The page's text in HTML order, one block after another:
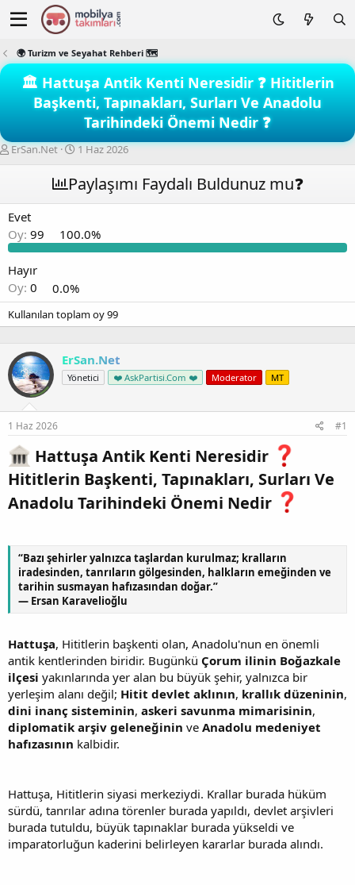
🌍 Turizm ve Seyahat Rehberi 🗺️
🏛️ Hattuşa Antik Kenti Neresidir ❓ Hititlerin
Başkenti, Tapınakları, Surları Ve Anadolu
Tarihindeki Önemi Nedir ❓
K
o
u
y
u
ş
l
a
t
ErSan.Net
B
a
l
a
g
a
r
i
1 Haz 2026
Paylaşımı Faydalı Buldunuz mu❓
Evet
Oy: 99 100.0%
Hayır
Oy: 0 0.0%
Kullanılan toplam oy99
ErSan.Net
Yönetici ❤️ AskPartisi.Com ❤️ Moderator MT
1 Haz 2026 #1
Hattuşa Antik Kenti Neresidir
Hititlerin Başkenti, Tapınakları, Surları Ve
Anadolu Tarihindeki Önemi Nedir
“Bazı şehirler yalnızca taşlardan kurulmaz; kralların
iradesinden, tanrıların gölgesinden, halkların emeğinden ve
tarihin susmayan hafızasından doğar.”
— Ersan Karavelioğlu
Hattuşa, Hititlerin başkenti olan, Anadolu'nun en önemli
antik kentlerinden biridir. Bugünkü Çorum ilinin Boğazkale
ilçesi yakınlarında yer alan bu büyük şehir, yalnızca bir
yerleşim alanı değil; Hitit devlet aklının, krallık düzeninin,
dini inanç sisteminin, askeri savunma mimarisinin,
diplomatik arşiv geleneğinin ve Anadolu medeniyet
hafızasının kalbidir.
Hattuşa, Hititlerin siyasi merkeziydi. Krallar burada hüküm
sürdü, tanrılar adına törenler burada yapıldı, devlet arşivleri
burada tutuldu, büyük tapınaklar burada yükseldi ve
imparatorluğun kaderini belirleyen kararlar burada alındı.